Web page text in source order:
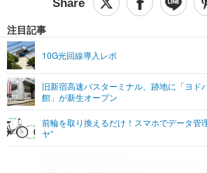
ショッピング
エンタメTOP
グラビア
ショッピング
ライフTOP
その他
リリース一覧
プッシュ通知の停止方法
注目記事
10G光回線導入レポ
旧新宿高速バスターミナル、跡地に「ヨド
館」が新生オープン
前輪を取り換えるだけ！スマホでデータ管
ヤ”